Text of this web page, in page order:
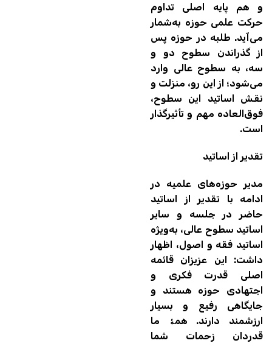
و هم پایه اصلی تداوم
حرکت علمی حوزه به‌شمار
می‌آید. طلبه در حوزه پس
از گذراندن سطوح دو و
سه، به سطوح عالی وارد
می‌شود؛ از این رو، منزلت و
نقش اساتید این سطوح،
فوق‌العاده مهم و تأثیرگذار
است.
تقدیر از اساتید
مدیر حوزه‌های علمیه در
ادامه با تقدیر از اساتید
حاضر در جلسه و سایر
اساتید سطوح عالی، به‌ویژه
اساتید فقه و اصول، اظهار
داشت: این عزیزان قائمه
اصلی قدرت فکری و
اجتهادی حوزه هستند و
جایگاهی رفیع و بسیار
ارزشمند دارند. همۀ ما
قدردان زحمات شما